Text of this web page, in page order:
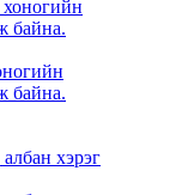
байна.
хэрэг